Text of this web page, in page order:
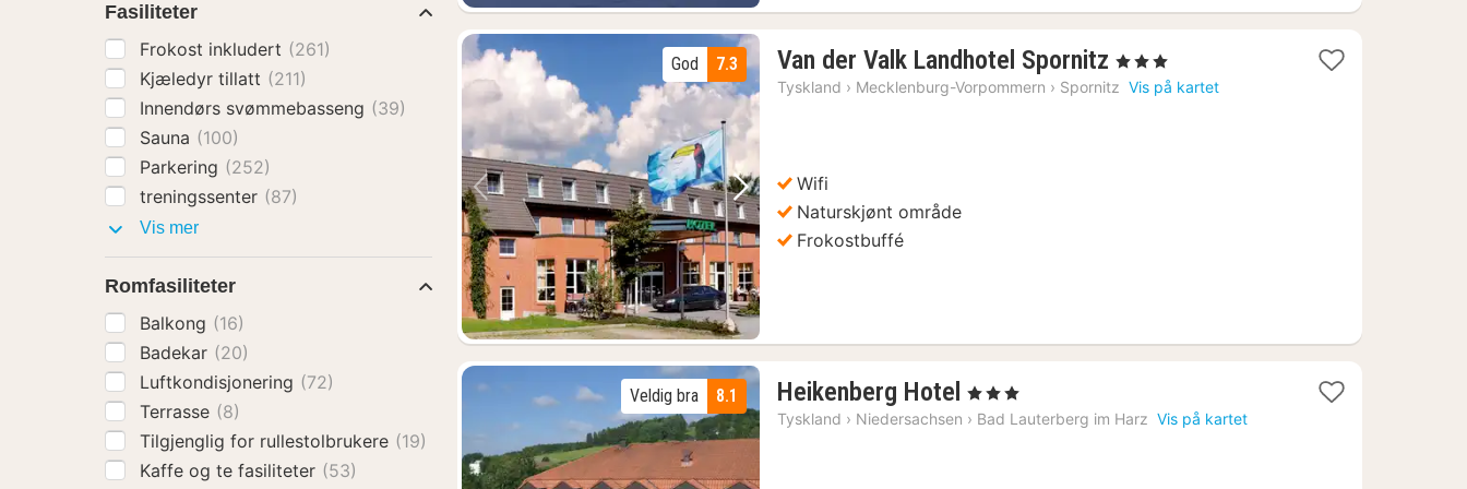
Forrige bilde Neste bilde
7.3
God Van der Valk Landhotel Spornitz 2
netter
, 3 Stjerner
Tyskland › Mecklenburg-Vorpommern › Spornitz Vis på kartet
Wifi
Naturskjønt område
Frokostbuffé
8.1
Veldig bra Heikenberg Hotel 1
natt
, 3 Stjerner
Tyskland › Niedersachsen › Bad Lauterberg im Harz Vis på kartet
Fasiliteter
Frokost inkludert (261)
Kjæledyr tillatt (211)
Innendørs svømmebasseng (39)
Sauna (100)
Parkering (252)
treningssenter (87)
Vis merFasiliteter
Romfasiliteter
Balkong (16)
Badekar (20)
Luftkondisjonering (72)
Terrasse (8)
Tilgjenglig for rullestolbrukere (19)
Kaffe og te fasiliteter (53)